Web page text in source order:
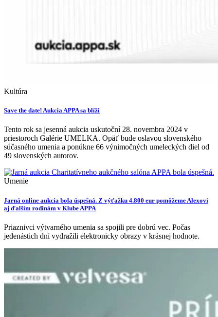
Kultúra
Save the date! Aukcia APPA sa blíži
Tento rok sa jesenná aukcia uskutoční 28. novembra 2024 v
priestoroch Galérie UMELKA. Opäť bude oslavou slovenského
súčasného umenia a ponúkne 66 výnimočných umeleckých diel od
49 slovenských autorov.
Umenie
Jarná online aukcia bola úspešná. Z výťažku 4.800 eur pomôžeme Alexovi
aj ďalším rodinám v Klube APPA
Priaznivci výtvarného umenia sa spojili pre dobrú vec. Počas
jedenástich dní vydražili elektronicky obrazy v krásnej hodnote.